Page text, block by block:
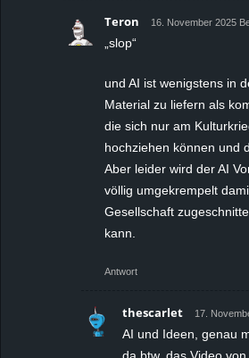
Teron 16. November 2025
„slop“
und AI ist wenigstens in
Material zu liefern als
die sich nur am
hochziehen können und
Aber leider wird der AI
völlig umgekrempelt
Gesellschaft
kann.
Antwort
thescarlet 17.
AI und Ideen, genau